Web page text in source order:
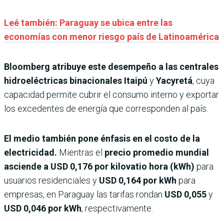
Leé también: Paraguay se ubica entre las
economías con menor riesgo país de Latinoamérica
Bloomberg atribuye este desempeño a las centrales
hidroeléctricas binacionales Itaipú yYacyretá, cuya
capacidad permite cubrir el consumo interno y exportar
los excedentes de energía que corresponden al país.
El medio también pone énfasis en el costo de la
electricidad. Mientras el precio promedio mundial
asciende a USD 0,176 por kilovatio hora (kWh) para
usuarios residenciales y USD 0,164 por kWh para
empresas, en Paraguay las tarifas rondan USD 0,055y
USD 0,046 por kWh, respectivamente.